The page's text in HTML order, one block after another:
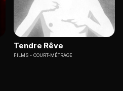
Tendre Rêve
FILMS COURT-MÉTRAGE